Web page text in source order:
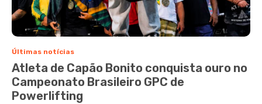
Últimas notícias
Atleta de Capão Bonito conquista ouro no
Campeonato Brasileiro GPC de
Powerlifting